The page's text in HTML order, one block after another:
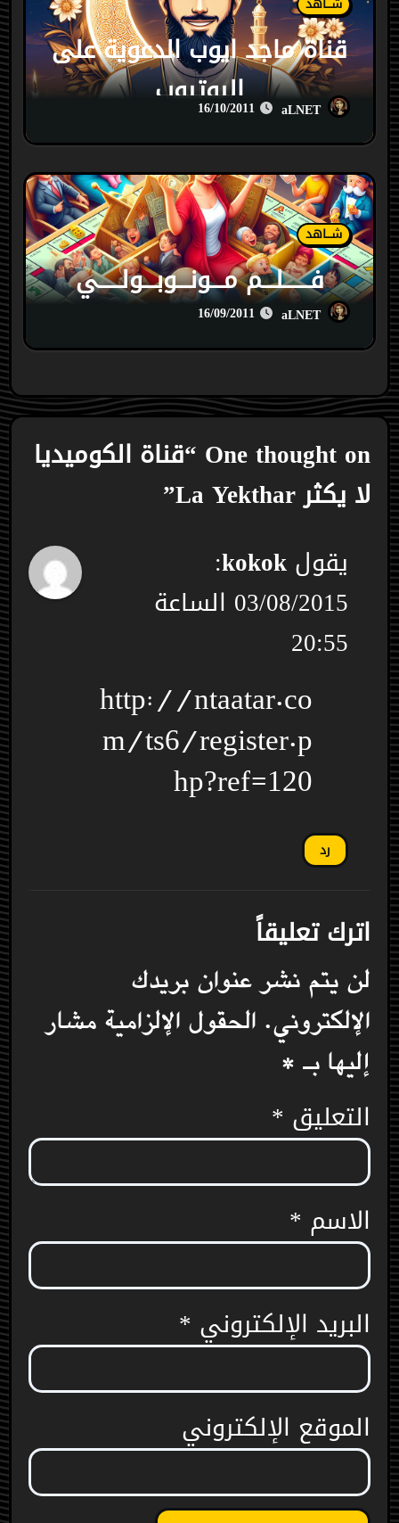
قناة ماجد ايوب الدعوية على
اليوتيوب
aLNET
16/10/2011
شـــاهد
فــــــلـــم مـــونـــوبـــولـــــي
aLNET
16/09/2011
One thought on “قناة الكوميديا
لا يكثر La Yekthar”
يقولkokok
:
03/08/2015 الساعة
20:55
http://ntaatar.co
m/ts6/register.p
hp?ref=120
رد
اترك تعليقاً
لن يتم نشر عنوان بريدك
الإلكتروني. الحقول الإلزامية مشار
إليها بـ *
التعليق *
الاسم *
البريد الإلكتروني *
الموقع الإلكتروني